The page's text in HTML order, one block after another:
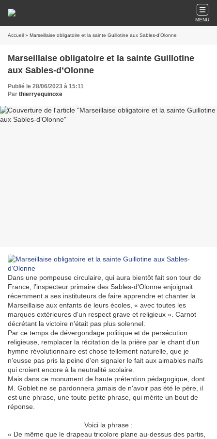
MENU
Accueil » Marseillaise obligatoire et la sainte Guillotine aux Sables-d’Olonne
Marseillaise obligatoire et la sainte Guillotine
aux Sables-d’Olonne
Publié le 28/06/2023 à 15:11
Par thierryequinoxe
Dans une pompeuse circulaire, qui aura bientôt fait son tour de
France, l'inspecteur primaire des Sables-d'Olonne enjoignait
récemment a ses instituteurs de faire apprendre et chanter la
Marseillaise aux enfants de leurs écoles, « avec toutes les
marques extérieures d'un respect grave et religieux ». Carnot
décrétant la victoire n'était pas plus solennel.
Par ce temps de dévergondage politique et de persécution
religieuse, remplacer la récitation de la prière par le chant d'un
hymne révolutionnaire est chose tellement naturelle, que je
n'eusse pas pris la peine d'en signaler le fait aux aimables naïfs
qui croient encore à la neutralité scolaire.
Mais dans ce monument de haute prétention pédagogique, dont
M. Goblet ne se pardonnera jamais de n'avoir pas été le père, il
est une phrase, une toute petite phrase, qui mérite un bout de
réponse.
Voici la phrase :
« De même que le drapeau tricolore plane au-dessus des partis,